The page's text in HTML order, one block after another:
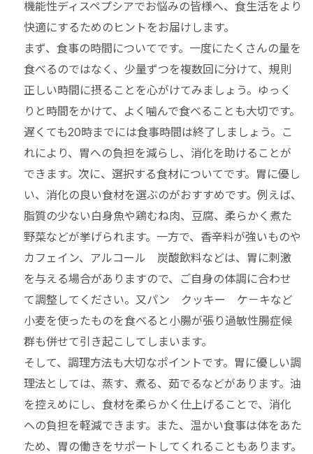
機能性ディスペプシアでお悩みの皆様へ、食生活をより
快適にするためのヒントをお届けします。
まず、食事の時間についてです。一度にたくさんの量を
食べるのではなく、少量ずつを複数回に分けて、規則
正しい時間に摂ることを心がけてみましょう。ゆっく
りと時間をかけて、よく噛んで食べることも大切です。
遅くても20時までには食事時間は終了しましょう。こ
れにより、胃への負担を減らし、消化を助けることが
できます。 次に、選択する食材についてです。胃に優し
い、消化の良い食材を選ぶのがおすすめです。例えば、
脂質の少ない白身魚や鶏むね肉、豆腐、柔らかく煮た
野菜などが挙げられます。一方で、香辛料が強いものや
カフェイン、アルコール 炭酸飲料などは、胃に刺激
を与える場合がありますので、ご自身の体調に合わせ
て調整してください。又パン クッキー ケ－キなど
小麦を使ったものを食べると小腸が張り過敏性腸症候
群も併せて引き起こしてしまいます。
そして、調理方法も大切なポイントです。胃に優しい調
理法としては、蒸す、煮る、茹でるなどがあります。油
を控えめにし、食材を柔らかく仕上げることで、消化
への負担を軽減できます。また、温かい食事は体をあた
ため、胃の働きをサポートしてくれることもあります。